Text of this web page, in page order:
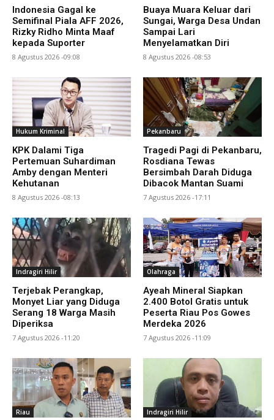
Indonesia Gagal ke
Semifinal Piala AFF 2026,
Rizky Ridho Minta Maaf
kepada Suporter
8 Agustus 2026 -09:08
Buaya Muara Keluar dari
Sungai, Warga Desa Undan
Sampai Lari
Menyelamatkan Diri
8 Agustus 2026 -08:53
Hukum Kriminal
KPK Dalami Tiga
Pertemuan Suhardiman
Amby dengan Menteri
Kehutanan
8 Agustus 2026 -08:13
Pekanbaru
Tragedi Pagi di Pekanbaru,
Rosdiana Tewas
Bersimbah Darah Diduga
Dibacok Mantan Suami
7 Agustus 2026 -17:11
Indragiri Hilir
Terjebak Perangkap,
Monyet Liar yang Diduga
Serang 18 Warga Masih
Diperiksa
7 Agustus 2026 -11:20
Olahraga
Ayeah Mineral Siapkan
2.400 Botol Gratis untuk
Peserta Riau Pos Gowes
Merdeka 2026
7 Agustus 2026 -11:09
Riau Indragiri Hilir